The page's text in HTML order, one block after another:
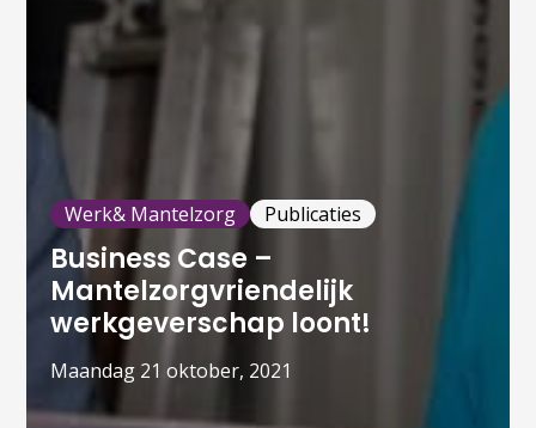
Werk& Mantelzorg Publicaties
Business Case –
Mantelzorgvriendelijk
werkgeverschap loont!
maandag 21 oktober, 2021